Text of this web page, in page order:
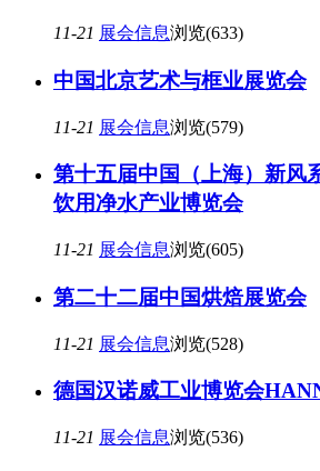
11-21 展会信息浏览(633)
中国北京艺术与框业展览会
11-21 展会信息浏览(579)
第十五届中国（上海）新风
饮用净水产业博览会
11-21 展会信息浏览(605)
第二十二届中国烘焙展览会
11-21 展会信息浏览(528)
德国汉诺威工业博览会
11-21 展会信息浏览(536)